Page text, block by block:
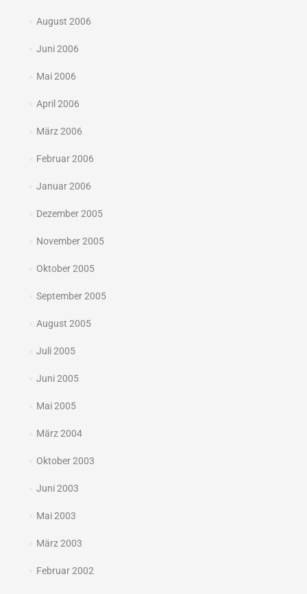
August 2006
Juni 2006
Mai 2006
April 2006
März 2006
Februar 2006
Januar 2006
Dezember 2005
November 2005
Oktober 2005
September 2005
August 2005
Juli 2005
Juni 2005
Mai 2005
März 2004
Oktober 2003
Juni 2003
Mai 2003
März 2003
Februar 2002